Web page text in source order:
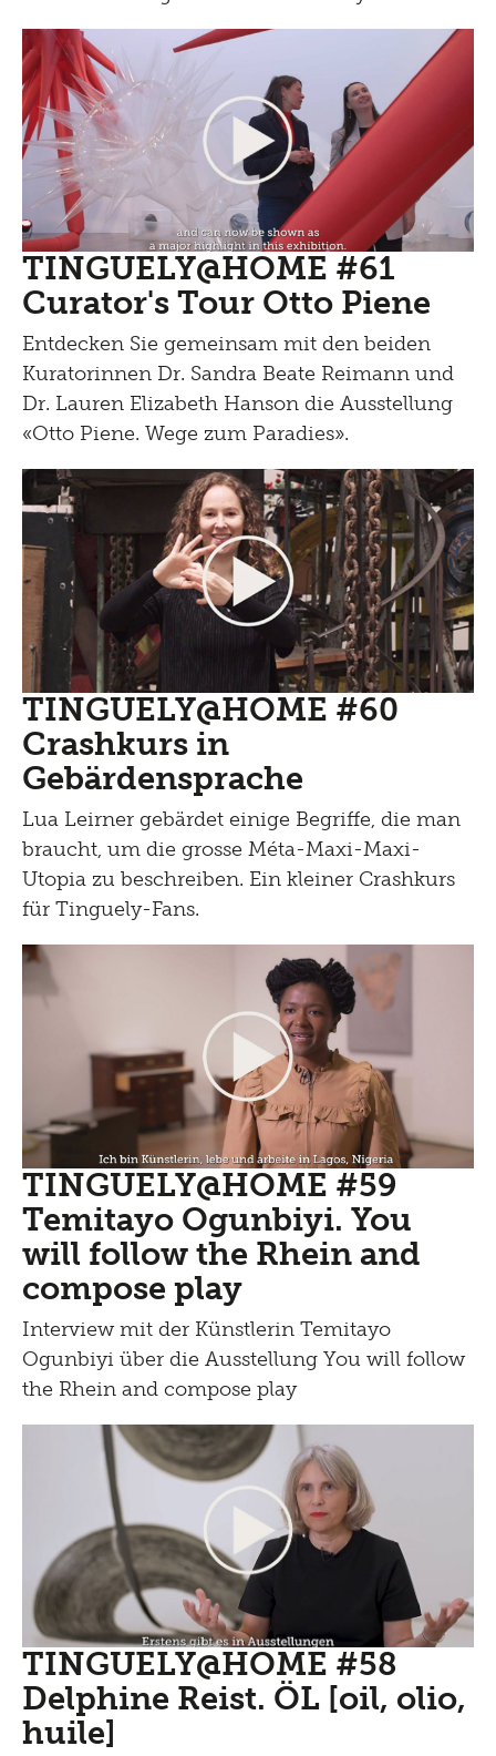
TINGUELY@HOME #61
Curator's Tour Otto Piene
Entdecken Sie gemeinsam mit den beiden
Kuratorinnen Dr. Sandra Beate Reimann und
Dr. Lauren Elizabeth Hanson die Ausstellung
«Otto Piene. Wege zum Paradies».
TINGUELY@HOME #60
Crashkurs in
Gebärdensprache
Lua Leirner gebärdet einige Begriffe, die man
braucht, um die grosse Méta-Maxi-Maxi-
Utopia zu beschreiben. Ein kleiner Crashkurs
für Tinguely-Fans.
TINGUELY@HOME #59
Temitayo Ogunbiyi. You
will follow the Rhein and
compose play
Interview mit der Künstlerin Temitayo
Ogunbiyi über die Ausstellung You will follow
the Rhein and compose play
TINGUELY@HOME #58
Delphine Reist. ÖL [oil, olio,
huile]